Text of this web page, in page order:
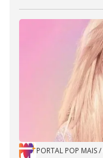
PORTAL POP MAIS/